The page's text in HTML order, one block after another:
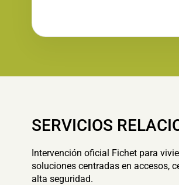
SERVICIOS
Intervención oficial Fichet para
soluciones centradas en accesos,
alta seguridad.